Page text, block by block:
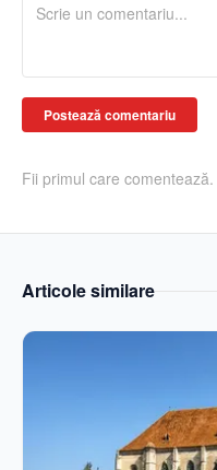
Postează comentariu
Fii primul care comentează.
Articole similare